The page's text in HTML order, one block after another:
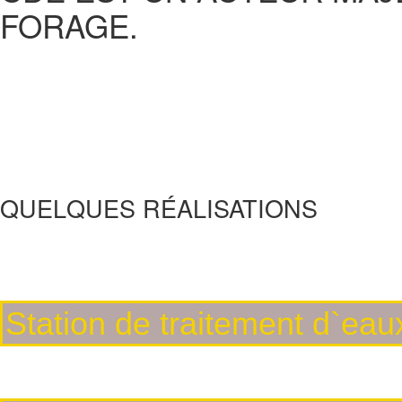
FORAGE.
QUELQUES RÉALISATIONS
Station de traitement